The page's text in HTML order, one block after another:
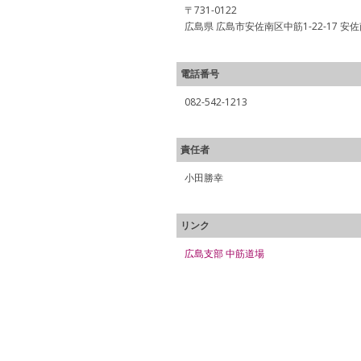
〒731-0122
広島県 広島市安佐南区中筋1-22-17 安
電話番号
082-542-1213
責任者
小田勝幸
リンク
広島支部 中筋道場